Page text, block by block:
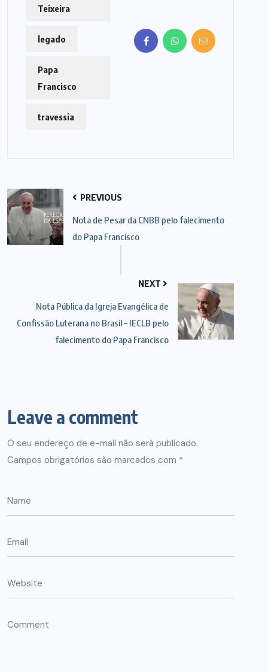
Teixeira
legado
Papa
Francisco
travessia
PREVIOUS
Nota de Pesar da CNBB pelo falecimento
do Papa Francisco
NEXT
Nota Pública da Igreja Evangélica de
Confissão Luterana no Brasil – IECLB pelo
falecimento do Papa Francisco
Leave a comment
O seu endereço de e-mail não será publicado.
Campos obrigatórios são marcados com *